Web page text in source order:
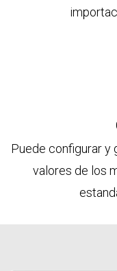
Puede configurar y
valores de los